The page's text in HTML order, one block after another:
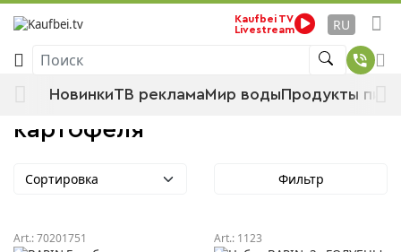
Kaufbei TV
Livestream
RU
Поиск
НовинкиТВ рекламаМир водыПродукты
Стартовая страница
Продукты питания
Овощи, зелень и продукты из картофеля
картофеля
Сортировка Фильтр
Art.:70201751 Art.: 1123